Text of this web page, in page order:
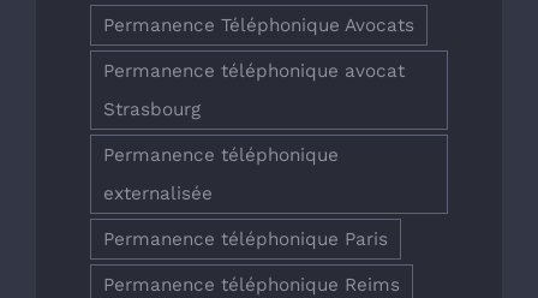
Permanence Téléphonique Avocats
Permanence téléphonique avocat
Strasbourg
Permanence téléphonique
externalisée
Permanence téléphonique Paris
Permanence téléphonique Reims